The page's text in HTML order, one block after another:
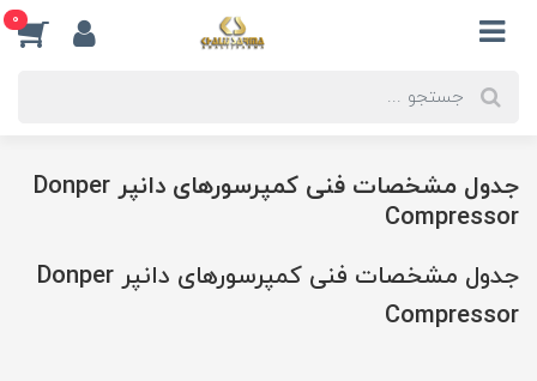
0
جدول مشخصات فنی کمپرسورهای دانپر Donper
Compressor
جدول مشخصات فنی کمپرسورهای دانپر Donper
Compressor